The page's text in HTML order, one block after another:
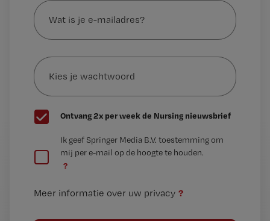
is
je
mailadres?
Kies
je
wachtwoord
G
e
t
Ontvang 2x per week de Nursing nieuwsbrief
e
t
Ik geef Springer Media B.V. toestemming om
mij per e-mail op de hoogte te houden.
?
Meer informatie over uw privacy ?